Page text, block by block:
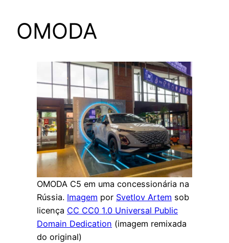
OMODA
OMODA C5 em uma concessionária na
Rússia. Imagem por Svetlov Artem sob
licença CC CC0 1.0 Universal Public
Domain Dedication (imagem remixada
do original)